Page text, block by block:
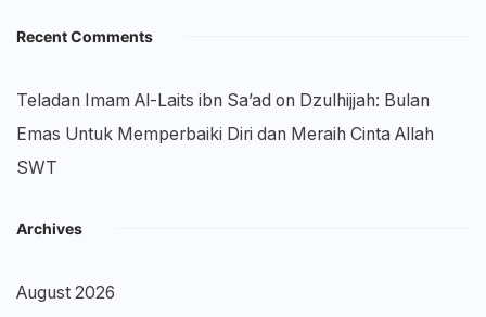
Recent Comments
Teladan Imam Al-Laits ibn Sa’ad on Dzulhijjah: Bulan
Emas Untuk Memperbaiki Diri dan Meraih Cinta Allah
SWT
Archives
August 2026